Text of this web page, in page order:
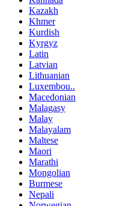
Kazakh
Khmer
Kurdish
Kyrgyz
Latin
Latvian
Lithuanian
Luxembou..
Macedonian
Malagasy
Malay
Malayalam
Maltese
Maori
Marathi
Mongolian
Burmese
Nepali